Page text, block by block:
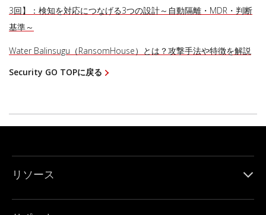
3回】：検知を対応につなげる3つの設計～自動隔離・MDR・判断
基準～
Water Balinsugu（RansomHouse）とは？攻撃手法や特徴を解説
Security GO TOPに戻る
リソース